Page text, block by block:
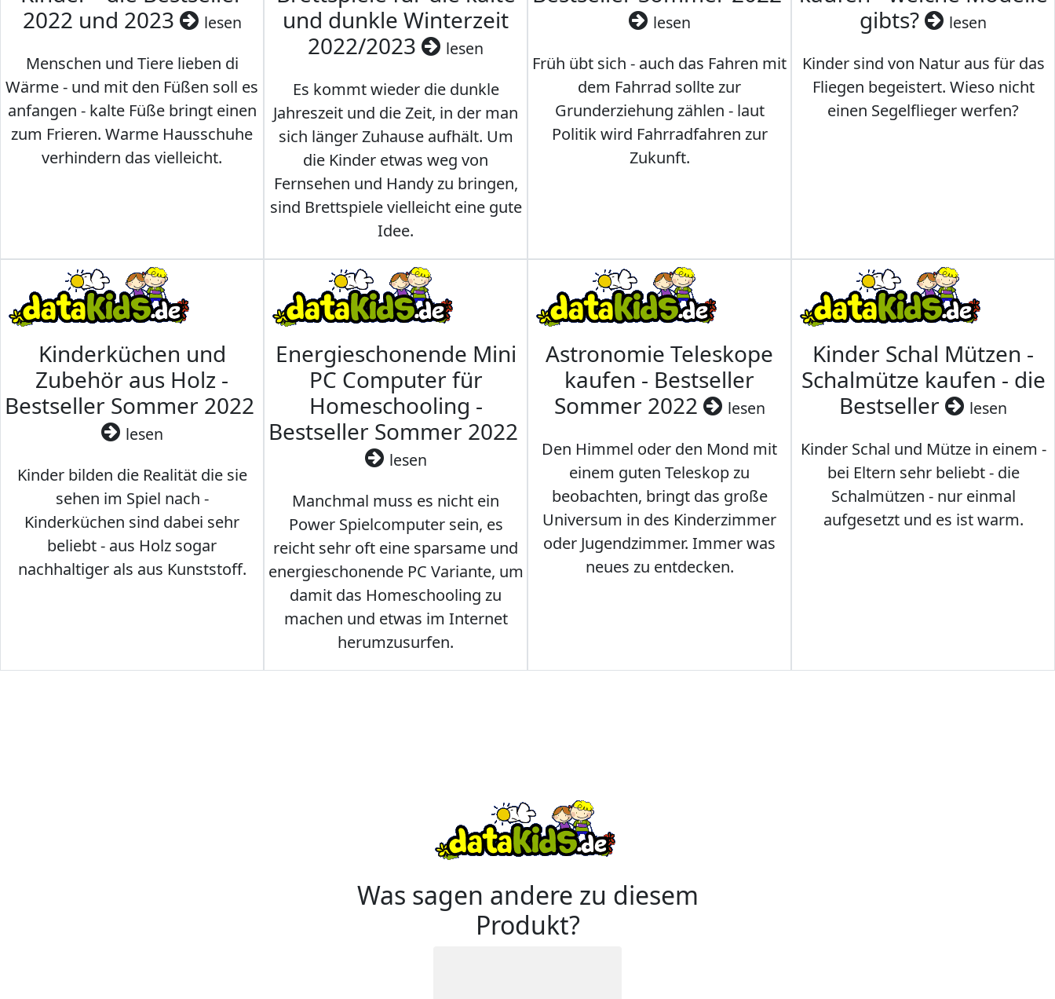
2022 und 2023
lesen
Menschen und Tiere lieben di
Wärme - und mit den Füßen soll es
anfangen - kalte Füße bringt einen
zum Frieren. Warme Hausschuhe
verhindern das vielleicht.
und dunkle Winterzeit
2022/2023
lesen
Es kommt wieder die dunkle
Jahreszeit und die Zeit, in der man
sich länger Zuhause aufhält. Um
die Kinder etwas weg von
Fernsehen und Handy zu bringen,
sind Brettspiele vielleicht eine gute
Idee.
lesen
Früh übt sich - auch das Fahren mit
dem Fahrrad sollte zur
Grunderziehung zählen - laut
Politik wird Fahrradfahren zur
Zukunft.
gibts?
lesen
Kinder sind von Natur aus für das
Fliegen begeistert. Wieso nicht
einen Segelflieger werfen?
Kinderküchen und
Zubehör aus Holz -
Bestseller Sommer 2022
lesen
Kinder bilden die Realität die sie
sehen im Spiel nach -
Kinderküchen sind dabei sehr
beliebt - aus Holz sogar
nachhaltiger als aus Kunststoff.
Energieschonende Mini
PC Computer für
Homeschooling -
Bestseller Sommer 2022
lesen
Manchmal muss es nicht ein
Power Spielcomputer sein, es
reicht sehr oft eine sparsame und
energieschonende PC Variante, um
damit das Homeschooling zu
machen und etwas im Internet
herumzusurfen.
Astronomie Teleskope
kaufen - Bestseller
Sommer 2022
lesen
Den Himmel oder den Mond mit
einem guten Teleskop zu
beobachten, bringt das große
Universum in des Kinderzimmer
oder Jugendzimmer. Immer was
neues zu entdecken.
Kinder Schal Mützen -
Schalmütze kaufen - die
Bestseller
lesen
Kinder Schal und Mütze in einem -
bei Eltern sehr beliebt - die
Schalmützen - nur einmal
aufgesetzt und es ist warm.
Was sagen andere zu diesem
Produkt?